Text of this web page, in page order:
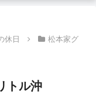
休日
松本家グ
トル沖